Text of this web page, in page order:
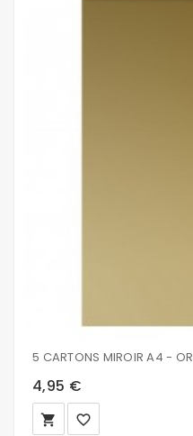
5 CARTONS MIROIR A4 - OR
4,95 €
local_grocery_store favorite_border